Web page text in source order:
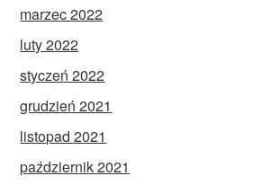
marzec 2022
luty 2022
styczeń 2022
grudzień 2021
listopad 2021
październik 2021